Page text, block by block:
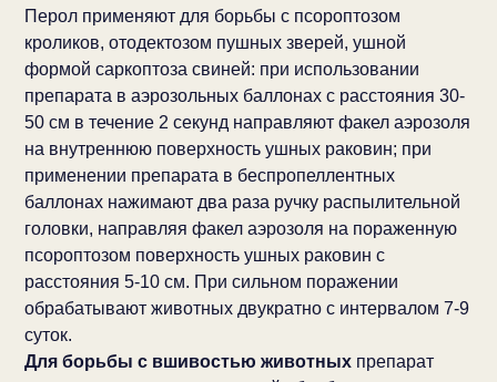
Перол применяют для борьбы с псороптозом
кроликов, отодектозом пушных зверей, ушной
формой саркоптоза свиней: при использовании
препарата в аэрозольных баллонах с расстояния 30-
50 см в течение 2 секунд направляют факел аэрозоля
на внутреннюю поверхность ушных раковин; при
применении препарата в беспропеллентных
баллонах нажимают два раза ручку распылительной
головки, направляя факел аэрозоля на пораженную
псороптозом поверхность ушных раковин с
расстояния 5-10 см. При сильном поражении
обрабатывают животных двукратно с интервалом 7-9
суток.
Для борьбы с вшивостью животных препарат